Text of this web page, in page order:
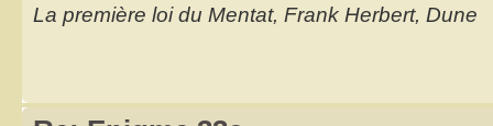
La première loi du Mentat, Frank Herbert, Dune